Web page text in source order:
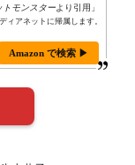
トモンスターより引用」
ィアネットに帰属します。
Amazon で検索 ▶